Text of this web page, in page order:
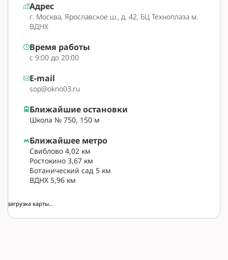
Адрес
г. Москва, Ярославское ш., д. 42, БЦ Техноплаза м.
ВДНХ
Время работы
с 9:00 до 20:00
E-mail
sop@okno03.ru
Ближайшее метро
Свиблово 4,02 км
Ростокино 3,67 км
Ботанический сад 5 км
ВДНХ 5,96 км
Ближайшие остановки
Школа № 750, 150 м
загрузка карты...